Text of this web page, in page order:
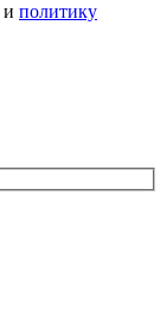
и политику